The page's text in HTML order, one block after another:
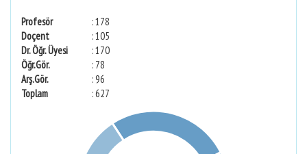
Profesör
: 178
Doçent
: 105
Dr. Öğr. Üyesi
: 170
Öğr.Gör.
: 78
Arş.Gör.
: 96
Toplam
: 627